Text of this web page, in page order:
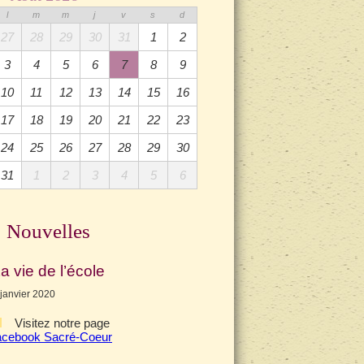
l m m j v s d
27 28 29 30 31 1
2
3
4 5 6 7 8
9
10
11 12 13 14 15
16
17
18 19 20 21 22
23
24
25 26 27 28 29
30
31
1 2 3 4 5 6
Nouvelles
vie de l’école
2020
Visitez notre page
Sacré-Coeur